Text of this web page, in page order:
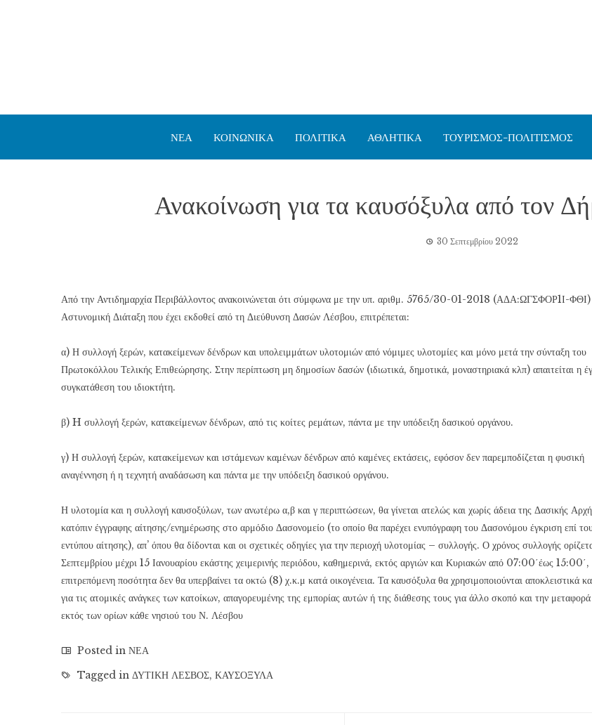
ΝΕΑ ΚΟΙΝΩΝΙΚΑ ΠΟΛΙΤΙΚΑ ΑΘΛΗΤΙΚΑ ΤΟΥΡΙΣΜΟΣ-ΠΟΛΙΤΙΣΜΟΣ
Ανακοίνωση για τα καυσόξυλα από τον
30 Σεπτεμβρίου 2022
Από την Αντιδημαρχία Περιβάλλοντος ανακοινώνεται ότι σύμφωνα με την υπ. αριθμ. 5765/30-01-2018 (ΑΔΑ:ΩΓΣΦΟΡ1Ι-
Αστυνομική Διάταξη που έχει εκδοθεί από τη Διεύθυνση Δασών Λέσβου, επιτρέπεται:
α) Η συλλογή ξερών, κατακείμενων δένδρων και υπολειμμάτων υλοτομιών από νόμιμες υλοτομίες και μόνο μετά την σύνταξη του
Πρωτοκόλλου Τελικής Επιθεώρησης. Στην περίπτωση μη δημοσίων δασών (ιδιωτικά, δημοτικά, μοναστηριακά κλπ) απαιτείται η
συγκατάθεση του ιδιοκτήτη.
β) H συλλογή ξερών, κατακείμενων δένδρων, από τις κοίτες ρεμάτων, πάντα με την υπόδειξη δασικού οργάνου.
γ) Η συλλογή ξερών, κατακείμενων και ιστάμενων καμένων δένδρων από καμένες εκτάσεις, εφόσον δεν παρεμποδίζεται η φυσική
αναγέννηση ή η τεχνητή αναδάσωση και πάντα με την υπόδειξη δασικού οργάνου.
Η υλοτομία και η συλλογή καυσοξύλων, των ανωτέρω α,β και γ περιπτώσεων, θα γίνεται ατελώς και χωρίς άδεια της Δασικής
κατόπιν έγγραφης αίτησης/ενημέρωσης στο αρμόδιο Δασονομείο (το οποίο θα παρέχει ενυπόγραφη του Δασονόμου έγκριση επί
εντύπου αίτησης), απ’ όπου θα δίδονται και οι σχετικές οδηγίες για την περιοχή υλοτομίας – συλλογής. Ο χρόνος συλλογής
Σεπτεμβρίου μέχρι 15 Ιανουαρίου εκάστης χειμερινής περιόδου, καθημερινά, εκτός αργιών και Κυριακών από 07:00΄έως
επιτρεπόμενη ποσότητα δεν θα υπερβαίνει τα οκτώ (8) χ.κ.μ κατά οικογένεια. Τα καυσόξυλα θα χρησιμοποιούνται αποκλειστικά
για τις ατομικές ανάγκες των κατοίκων, απαγορευμένης της εμπορίας αυτών ή της διάθεσης τους για άλλο σκοπό και την
εκτός των ορίων κάθε νησιού του Ν. Λέσβου
Posted in ΝΕΑ
Tagged in ΔΥΤΙΚΗ ΛΕΣΒΟΣ, ΚΑΥΣΟΞΥΛΑ